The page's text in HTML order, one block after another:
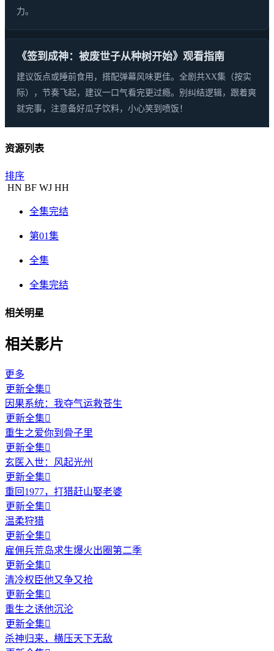
力。
《签到成神：被废世子从种树开始》观看指南
建议饭点或睡前食用，搭配弹幕风味更佳。全剧共XX集（按实
际），节奏飞起，建议一口气看完更过瘾。别纠结逻辑，跟着爽
就完事，注意备好瓜子饮料，小心笑到喷饭！
资源列表
排序
HN BF WJ HH
全集完结
第01集
全集
全集完结
相关明星
相关影片
更多
更新全集
因果系统：我夺气运救苍生
更新全集
重生之爱你到骨子里
更新全集
玄医入世：风起光州
更新全集
重回1977，打猎赶山娶老婆
更新全集
温柔狩猎
更新全集
雇佣兵荒岛求生爆火出圈第二季
更新全集
清冷权臣他又争又抢
更新全集
重生之诱他沉沦
更新全集
杀神归来，横压天下无敌